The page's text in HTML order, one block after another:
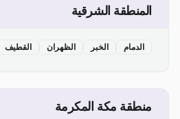
المنطقة الشرقية
الدمام الخبر الظهران القطيف
منطقة مكة المكرمة